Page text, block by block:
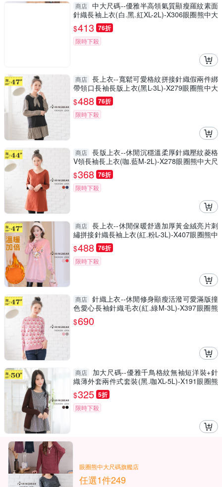
商店 中大尺碼--優雅半高領氣質顯瘦羅紋素面
針織長袖上衣(白.黑.紅XL-2L)-X306眼圈熊中大
尺碼
$413 76折
限時下殺
商店 長上衣--寬鬆可愛格紋拼接針織假兩件綁
帶領口長袖長版上衣(黑L-3L)-X279眼圈熊中大
尺碼
$488 76折
限時下殺
商店 長版上衣--休閒沉穩溫柔厚針織壓紋菱格
V領長袖長上衣(咖.藍M-2L)-X278眼圈熊中大尺
碼
$368 76折
限時下殺
商店 長上衣--休閒保暖舒適加厚黃金絨亮片刺
繡拼接針織長袖上衣(紅.粉L-3L)-X407眼圈熊中
大尺碼◎
$488 76折
限時下殺
商店 針織上衣--休閒修身顯瘦活潑可愛滿版撞
色愛心長袖針織毛衣(紅.綠M-3L)-X397眼圈熊
中大尺碼
$690
商店
加大尺碼--優雅千鳥格紋無袖短洋裝+針
織薄外套兩件式套裝(黑.咖XL-5L)-X191眼圈熊
中大尺碼
$325 5折
限時下殺
眼圈熊中大尺碼旗艦店
任選1件249